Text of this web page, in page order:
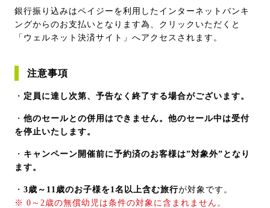
銀行振り込みはペイジーを利用したインターネットバンキ
ングからのお支払いとなります為、クリックいただくと
「ウェルネット決済サイト」へアクセスされます。
注意事項
・ 定員に達し次第、予告なく終了する場合がございます。
・ 他のセールとの併用はできません。他のセール中は受付
を停止いたします。
・ キャンペーン開催前に予約済のお客様は”対象外”となり
ます。
・ 3歳～11歳のお子様を1名以上含む旅行が対象です。
※ 0～2歳の無償幼児は条件の対象に含まれません。